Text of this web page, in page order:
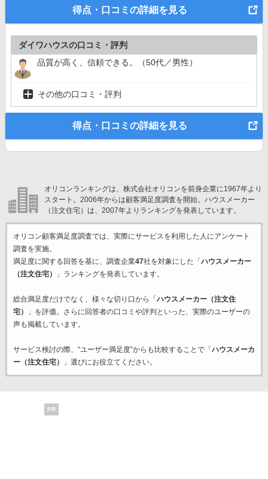
得点・口コミの詳細を見る
ダイワハウスの口コミ・評判
品質が高く、信頼できる。（50代／男性）
その他の口コミ・評判
得点・口コミの詳細を見る
オリコンランキングは、株式会社オリコンを前身企業に1967年より
スタート。2006年からは顧客満足度調査を開始。ハウスメーカー
（注文住宅）は、2007年よりランキングを発表しています。
オリコン顧客満足度調査では、実際にサービスを利用した 人にアンケート
調査を実施。
満足度に関する回答を基に、調査企業47社を対象にした「 ハウスメーカー
（注文住宅）
」ランキングを発表しています。
総合満足度だけでなく、様々な切り口から「 ハウスメーカー（注文住
宅）
」を評価。さらに回答者の口コミや評判といった、実際のユーザーの
声も掲載しています。
サービス検討の際、“ユーザー満足度”からも比較することで「 ハウスメーカ
ー（注文住宅）
」選びにお役立てください。
PR